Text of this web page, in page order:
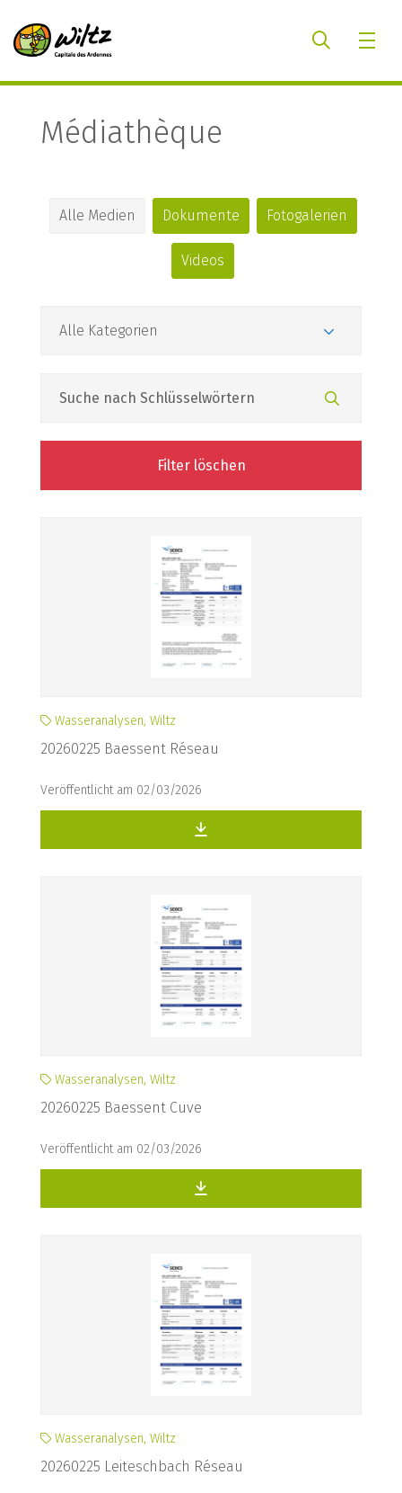
Médiathèque
Alle Medien Dokumente Fotogalerien
Videos
Filter löschen
Wasseranalysen, Wiltz
20260225 Baessent Réseau
Veröffentlicht am 02/03/2026
Wasseranalysen, Wiltz
20260225 Baessent Cuve
Veröffentlicht am 02/03/2026
Wasseranalysen, Wiltz
20260225 Leiteschbach Réseau